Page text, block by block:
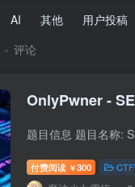
AI 其他
用户投稿
评论
OnlyPwner -
付费阅读 ￥300